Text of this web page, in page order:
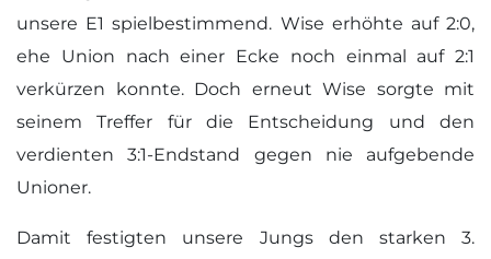
unsere E1 spielbestimmend. Wise erhöhte auf 2:0,
ehe Union nach einer Ecke noch einmal auf 2:1
verkürzen konnte. Doch erneut Wise sorgte mit
seinem Treffer für die Entscheidung und den
verdienten 3:1-Endstand gegen nie aufgebende
Unioner.
Damit festigten unsere Jungs den starken 3.